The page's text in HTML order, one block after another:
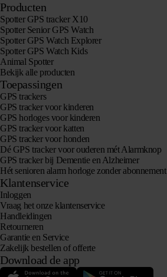
Producten
Spotter GPS tracker X10
Spotter Senior GPS Watch
Spotter GPS Watch Explorer
Spotter GPS Watch Kids
Animal Spotter
Bekijk alle producten
Toepassingen
GPS trackers
GPS tracker voor kinderen
GPS horloges voor kinderen
GPS tracker voor katten
GPS tracker voor honden
Dé GPS tracker voor ouderen mét Alarmknop
GPS tracker bij Dementie en Alzheimer
Hét senioren alarm horloge zonder abonnement
Klantenservice
Inloggen
Vraag het onze klantenservice
Handleidingen
Retourneren
Garantie en Service
Zakelijk bestellen of offerte
Download de app